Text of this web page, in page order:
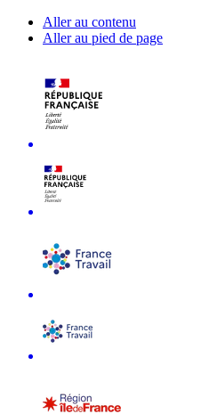
Aller au contenu
Aller au pied de page